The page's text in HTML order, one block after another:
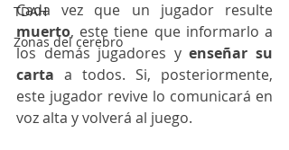
TDAH
Zonas del cerebro
muerto, este tiene que informarlo a
los demás jugadores y enseñar su
carta a todos. Si, posteriormente,
este jugador revive lo comunicará en
voz alta y volverá al juego.